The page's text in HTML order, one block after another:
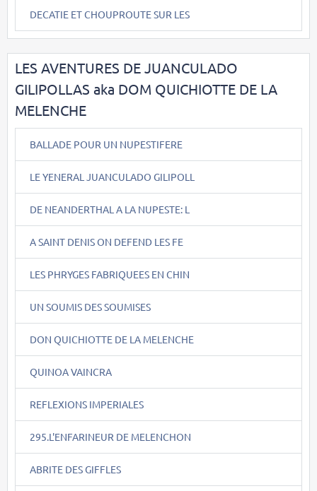
DECATIE ET CHOUPROUTE SUR LES
LES AVENTURES DE JUANCULADO
GILIPOLLAS aka DOM QUICHIOTTE DE LA
MELENCHE
BALLADE POUR UN NUPESTIFERE
LE YENERAL JUANCULADO GILIPOLL
DE NEANDERTHAL A LA NUPESTE: L
A SAINT DENIS ON DEFEND LES FE
LES PHRYGES FABRIQUEES EN CHIN
UN SOUMIS DES SOUMISES
DON QUICHIOTTE DE LA MELENCHE
QUINOA VAINCRA
REFLEXIONS IMPERIALES
295.L'ENFARINEUR DE MELENCHON
ABRITE DES GIFFLES